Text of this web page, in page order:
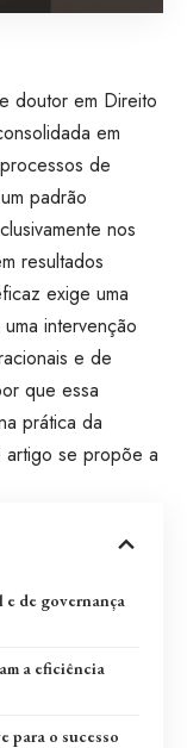
doutor em Direito
em
de
padrão
nos
resultados
exige uma
intervenção
e de
que essa
prática da
artigo se propõe a
de governança
a eficiência
para o sucesso